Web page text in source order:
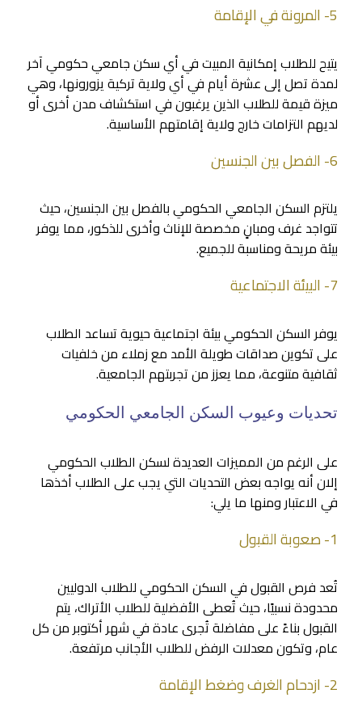
5- المرونة في الإقامة
يتيح للطلاب إمكانية المبيت في أي سكن جامعي حكومي آخر
لمدة تصل إلى عشرة أيام في أي ولاية تركية يزورونها، وهي
ميزة قيمة للطلاب الذين يرغبون في استكشاف مدن أخرى أو
لديهم التزامات خارج ولاية إقامتهم الأساسية.
6- الفصل بين الجنسين
يلتزم السكن الجامعي الحكومي بالفصل بين الجنسين، حيث
تتواجد غرف ومبانٍ مخصصة للإناث وأخرى للذكور، مما يوفر
بيئة مريحة ومناسبة للجميع.
7- البيئة الاجتماعية
يوفر السكن الحكومي بيئة اجتماعية حيوية تساعد الطلاب
على تكوين صداقات طويلة الأمد مع زملاء من خلفيات
ثقافية متنوعة، مما يعزز من تجربتهم الجامعية.
تحديات وعيوب السكن الجامعي الحكومي
على الرغم من المميزات العديدة لسكن الطلاب الحكومي
إلان أنه يواجه بعض التحديات التي يجب على الطلاب أخذها
في الاعتبار ومنها ما يلي:
1- صعوبة القبول
تُعد فرص القبول في السكن الحكومي للطلاب الدوليين
محدودة نسبيًا، حيث تُعطى الأفضلية للطلاب الأتراك، يتم
القبول بناءً على مفاضلة تُجرى عادة في شهر أكتوبر من كل
عام، وتكون معدلات الرفض للطلاب الأجانب مرتفعة.
2- ازدحام الغرف وضغط الإقامة